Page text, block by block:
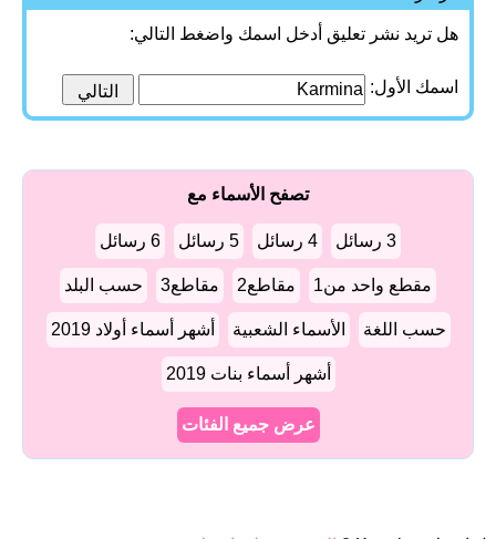
هل تريد نشر تعليق أدخل اسمك واضغط التالي:
اسمك الأول:
تصفح الأسماء مع
3 رسائل 4 رسائل 5 رسائل 6 رسائل
مقطع واحد من1 مقاطع2 مقاطع3 حسب البلد
حسب اللغة الأسماء الشعبية أشهر أسماء أولاد 2019
أشهر أسماء بنات 2019
عرض جميع الفئات